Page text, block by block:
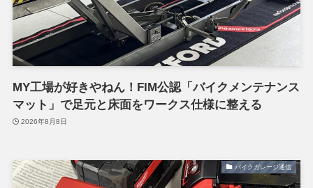
MY工場が好きやねん！FIM公認「バイクメンテナンス
マット」で足元と床面をワークス仕様に整える
2026年8月8日
バイクガレージ通信